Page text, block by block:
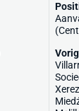
Xerez